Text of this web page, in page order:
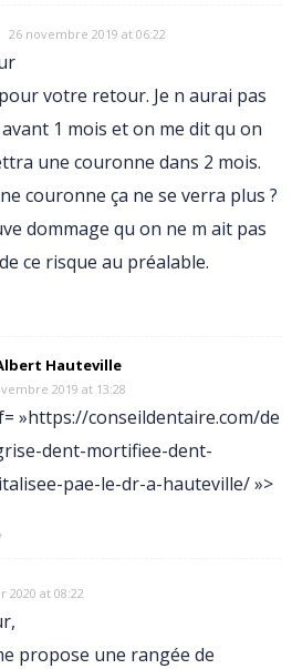
26 novembre 2019 at 06:22
votre retour. Je n aurai pas
1 mois et on me dit qu on
une couronne dans 2 mois.
couronne ça ne se verra plus ?
dommage qu on ne m ait pas
ce risque au préalable.
Hauteville
2019 at 13:28
»https://conseildentaire.com/de
dent-mortifiee-dent-
pae-le-dr-a-hauteville/ »>
2020 at 08:22
propose une rangée de